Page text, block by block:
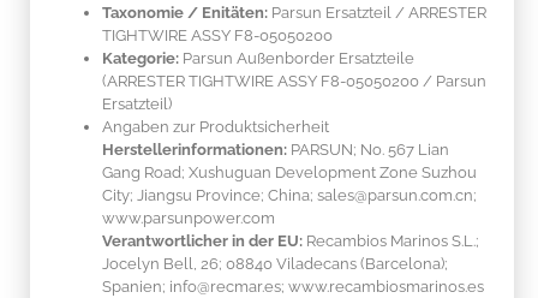
Taxonomie / Enitäten: Parsun Ersatzteil / ARRESTER
TIGHTWIRE ASSY F8-05050200
Kategorie: Parsun Außenborder Ersatzteile
(ARRESTER TIGHTWIRE ASSY F8-05050200 / Parsun
Ersatzteil)
Angaben zur Produktsicherheit
Herstellerinformationen: PARSUN; No. 567 Lian
Gang Road; Xushuguan Development Zone Suzhou
City; Jiangsu Province; China; sales@parsun.com.cn;
www.parsunpower.com
Verantwortlicher in der EU: Recambios Marinos S.L.;
Jocelyn Bell, 26; 08840 Viladecans (Barcelona);
Spanien; info@recmar.es; www.recambiosmarinos.es